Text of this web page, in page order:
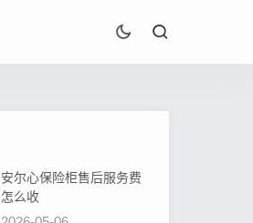
安尔心保险柜售后服务费
怎么收